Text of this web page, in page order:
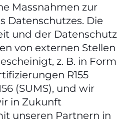
Massnahmen zur
Datenschutzes. Die
und der Datenschutz
von externen Stellen
z. B. in Form
R155
(SUMS), und wir
in Zukunft
unseren Partnern in